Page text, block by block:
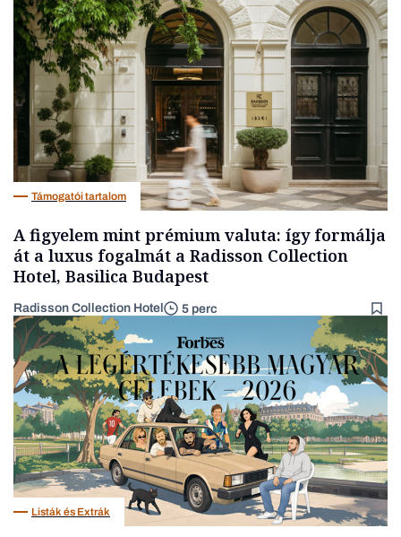
Bank
Támogatói tartalom
A figyelem mint prémium valuta: így formálja
át a luxus fogalmát a Radisson Collection
Hotel, Basilica Budapest
Radisson Collection Hotel 5 perc
Listák és Extrák